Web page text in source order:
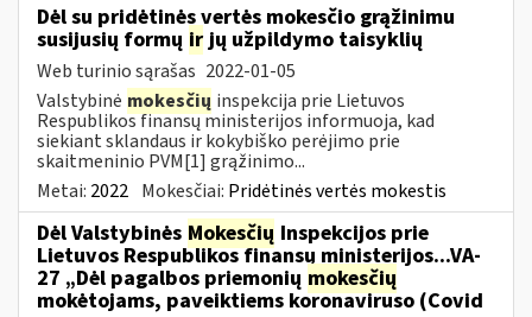
Dėl su pridėtinės vertės mokesčio grąžinimu
susijusių formų irjų užpildymo taisyklių
Web turinio sąrašas 2022-01-05
Valstybinė mokesčių inspekcija prie Lietuvos
Respublikos finansų ministerijos informuoja, kad
siekiant sklandaus ir kokybiško perėjimo prie
skaitmeninio PVM[1] grąžinimo...
Metai: 2022 Mokesčiai: Pridėtinės vertės mokestis
Dėl Valstybinės Mokesčių Inspekcijos prie
Lietuvos Respublikos finansų ministerijos...VA-
27 „Dėl pagalbos priemonių mokesčių
mokėtojams, paveiktiems koronaviruso (Covid